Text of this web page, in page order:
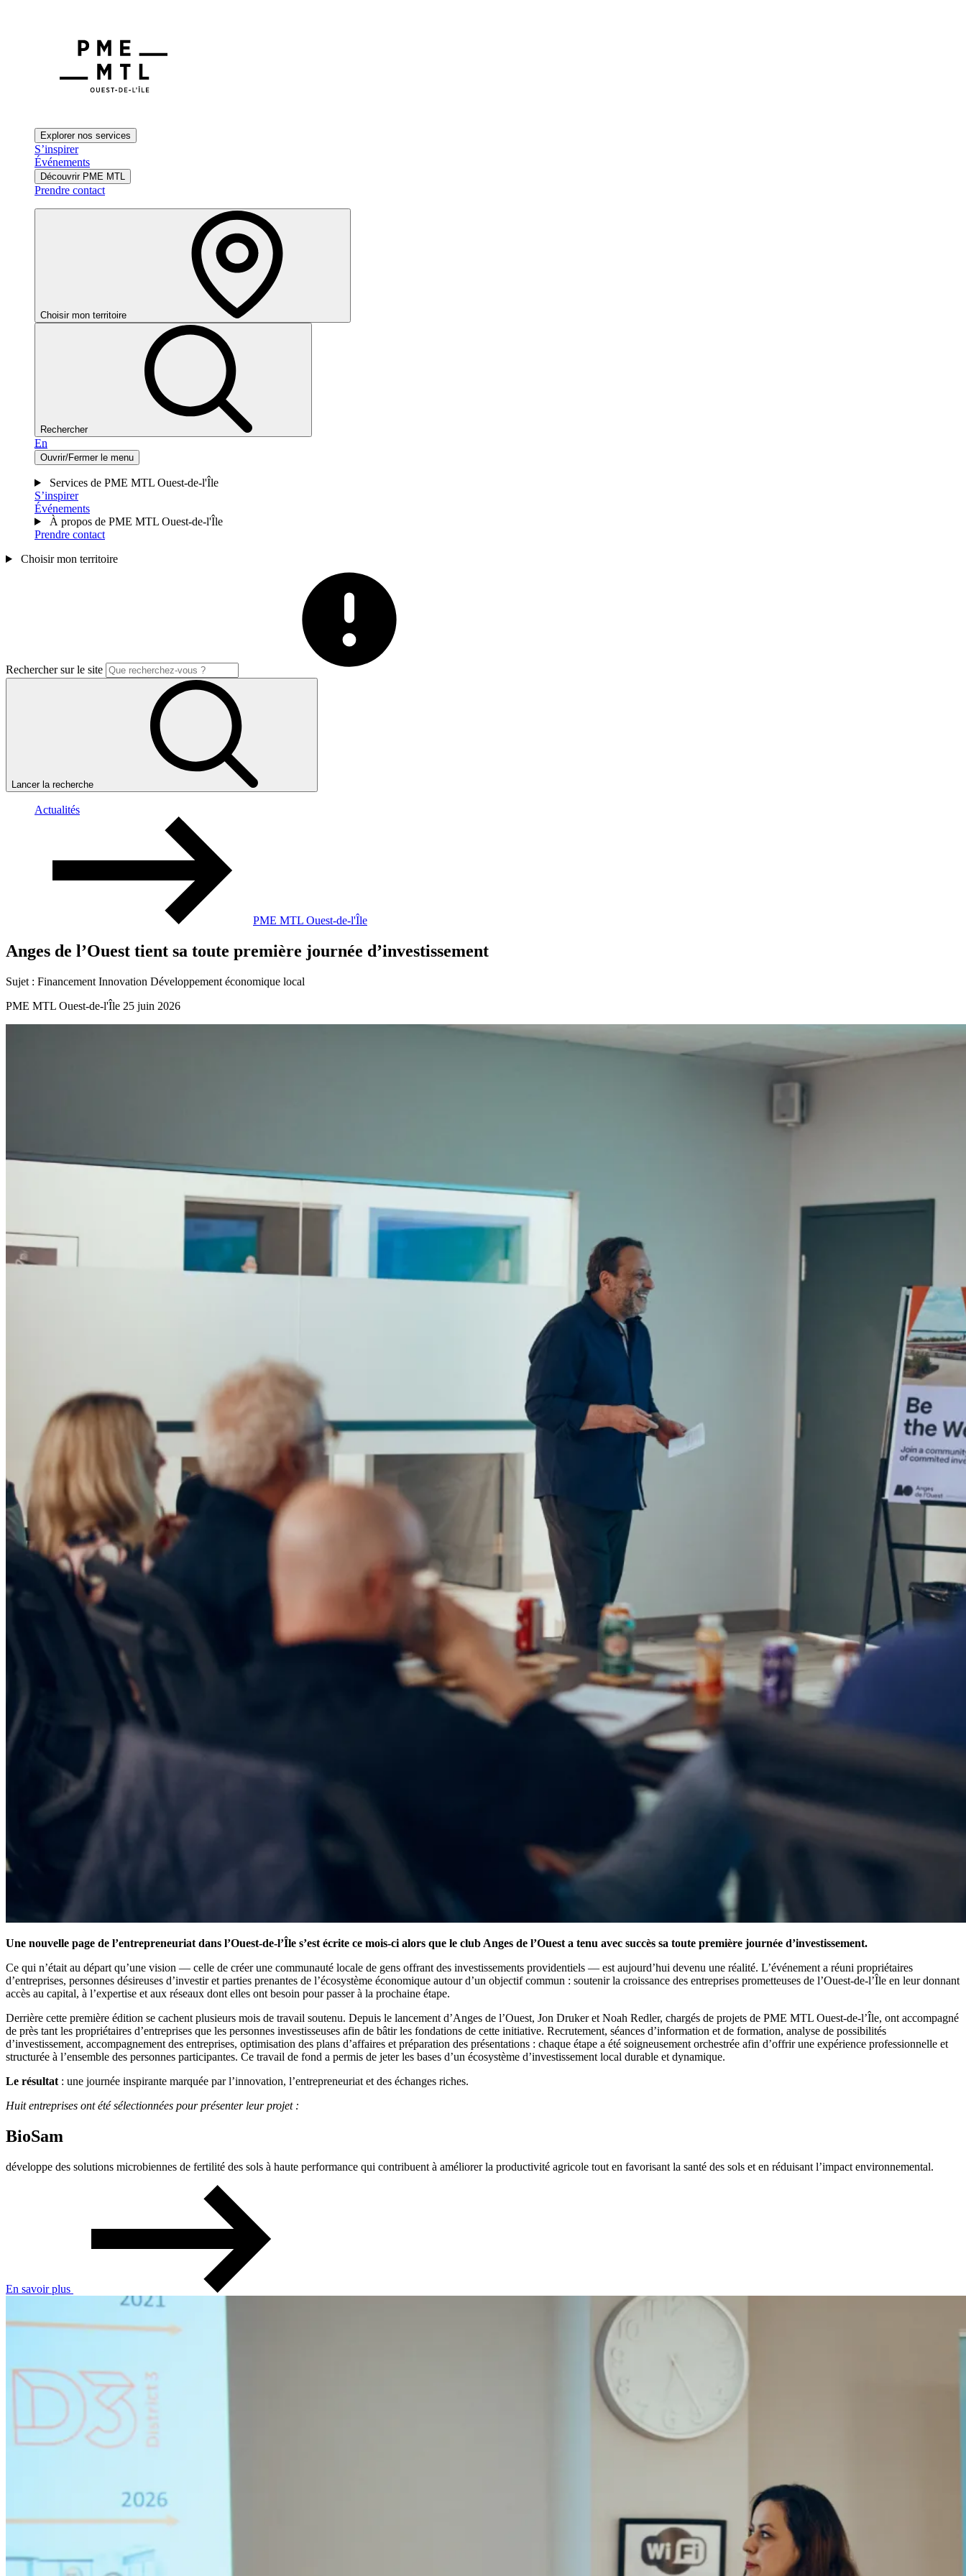
Explorer nos services
S’inspirer
Événements
Découvrir PME MTL
Prendre contact
Choisir mon territoire
Rechercher
En
Ouvrir/Fermer le menu
Services de PME MTL Ouest-de-l'Île
S’inspirer
Événements
À propos de PME MTL Ouest-de-l'Île
Prendre contact
Choisir mon territoire
Rechercher sur le site
Lancer la recherche
Actualités
PME MTL Ouest-de-l'Île
Anges de l’Ouest tient sa toute première journée d’investissement
Sujet : Financement Innovation Développement économique local
PME MTL Ouest-de-l'Île 25 juin 2026
Une nouvelle page de l’entrepreneuriat dans l’Ouest-de-l’Île s’est écrite ce mois-ci alors que le club Anges de l’Ouest a tenu avec succès sa toute première journée d’investissement.
Ce qui n’était au départ qu’une vision — celle de créer une communauté locale de gens offrant des investissements providentiels — est aujourd’hui devenu une réalité. L’événement a réuni propriétaires
d’entreprises, personnes désireuses d’investir et parties prenantes de l’écosystème économique autour d’un objectif commun : soutenir la croissance des entreprises prometteuses de l’Ouest-de-l’Île en leur donnant
accès au capital, à l’expertise et aux réseaux dont elles ont besoin pour passer à la prochaine étape.
Derrière cette première édition se cachent plusieurs mois de travail soutenu. Depuis le lancement d’Anges de l’Ouest, Jon Druker et Noah Redler, chargés de projets de PME MTL Ouest-de-l’Île, ont accompagné
de près tant les propriétaires d’entreprises que les personnes investisseuses afin de bâtir les fondations de cette initiative. Recrutement, séances d’information et de formation, analyse de possibilités
d’investissement, accompagnement des entreprises, optimisation des plans d’affaires et préparation des présentations : chaque étape a été soigneusement orchestrée afin d’offrir une expérience professionnelle et
structurée à l’ensemble des personnes participantes. Ce travail de fond a permis de jeter les bases d’un écosystème d’investissement local durable et dynamique.
Le résultat : une journée inspirante marquée par l’innovation, l’entrepreneuriat et des échanges riches.
Huit entreprises ont été sélectionnées pour présenter leur projet :
BioSam
développe des solutions microbiennes de fertilité des sols à haute performance qui contribuent à améliorer la productivité agricole tout en favorisant la santé des sols et en réduisant l’impact environnemental.
En savoir plus